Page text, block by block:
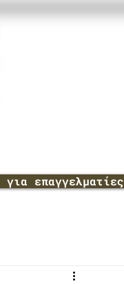
για επαγγελματίες